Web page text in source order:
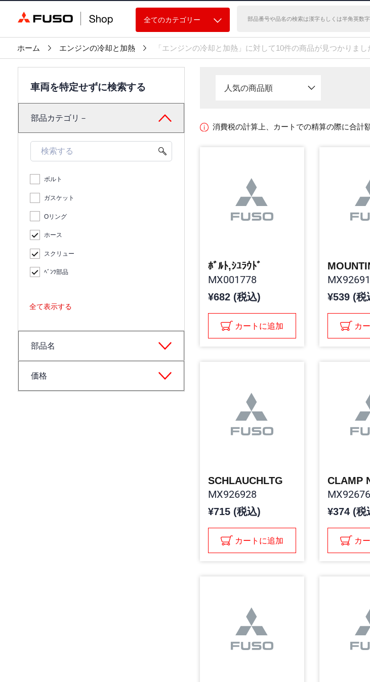
全てのカテゴリー
ホーム エンジンの冷却と加熱 「エンジンの冷却と加熱」に対して10件の商品が見つかりまし
車両を特定せずに検索する
部品カテゴリ－
ボルト
ガスケット
Oリング
ホース
スクリュー
ﾍﾞﾝﾂ部品
全て表示する
部品名
価格
人気の商品順
消費税の計算上、カートでの精算の際に合計
ﾎﾞﾙﾄ,ｼﾕﾗｳﾄﾞ
MX001778
¥682 (税込)
カートに追加
¥539 (税
カ
SCHLAUCHLTG
MX926928
¥715 (税込)
カートに追加
CLAMP
¥374 (税
カ